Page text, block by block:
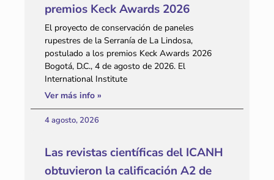
premios Keck Awards 2026
El proyecto de conservación de paneles
rupestres de la Serranía de La Lindosa,
postulado a los premios Keck Awards 2026
Bogotá, D.C., 4 de agosto de 2026. El
International Institute
Ver más info »
4 agosto, 2026
Las revistas científicas del ICANH
obtuvieron la calificación A2 de